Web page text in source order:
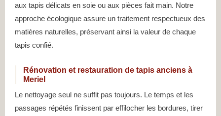
aux tapis délicats en soie ou aux pièces fait main. Notre
approche écologique assure un traitement respectueux des
matières naturelles, préservant ainsi la valeur de chaque
tapis confié.
Rénovation et restauration de tapis anciens à
Meriel
Le nettoyage seul ne suffit pas toujours. Le temps et les
passages répétés finissent par effilocher les bordures, tirer